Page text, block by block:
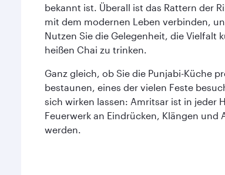
bekannt ist. Überall ist das Rattern der
mit dem modernen Leben verbinden,
Nutzen Sie die Gelegenheit, die Vielfalt
heißen Chai zu trinken.
Ganz gleich, ob Sie die Punjabi-Küche
bestaunen, eines der vielen Feste
sich wirken lassen: Amritsar ist in jeder
Feuerwerk an Eindrücken, Klängen
werden.